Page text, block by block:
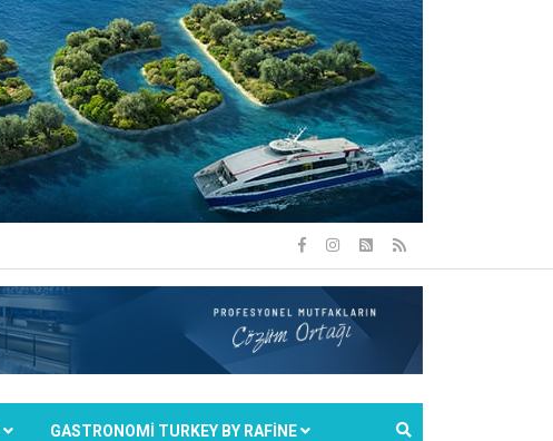
GASTRONOMİ TURKEY BY RAFİNE